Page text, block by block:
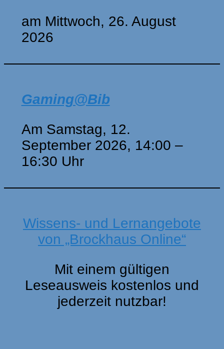
am Mittwoch, 26. August
2026
Gaming@Bib
Am Samstag, 12.
September 2026, 14:00 –
16:30 Uhr
Wissens- und Lernangebote
von „Brockhaus Online“
Mit einem gültigen
Leseausweis kostenlos und
jederzeit nutzbar!